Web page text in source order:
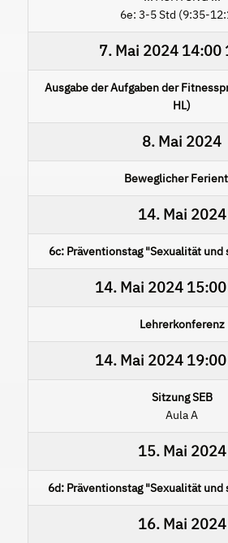
6e: 3-5 Std (9:35-
7. Mai 2024 14:00
Ausgabe der Aufgaben der
HL)
8. Mai 2024
Beweglicher
14. Mai 2024
6c: Präventionstag "Sexualität
14. Mai 202415:00
Lehrerkonferenz
14. Mai 202419:00
Sitzung SEB
Aula A
15. Mai 2024
6d: Präventionstag "Sexualität
16. Mai 2024